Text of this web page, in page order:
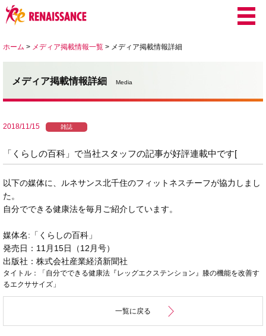
ホーム > メディア掲載情報一覧 > メディア掲載情報詳細
メディア掲載情報詳細 Media
2018/11/15 雑誌
「くらしの百科」で当社スタッフの記事が好評連載中です[
以下の媒体に、ルネサンス北千住のフィットネスチーフが協力しまし
た。
自分でできる健康法を毎月ご紹介しています。
媒体名:「くらしの百科」
発売日：11 月15日（12 月号）
出版社：株式会社産業経済新聞社
タイトル：「自分でできる健康法『レッグエクステンション』膝の機能を改善す
るエクササイズ」
一覧に戻る